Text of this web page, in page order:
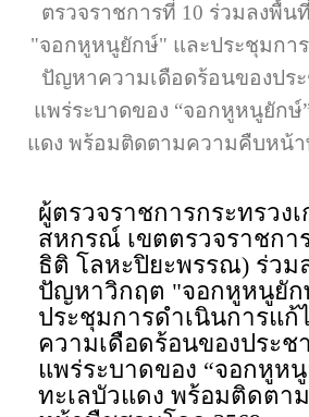
ตรวจราชการที่ 10 ร่วมลงพื้
"จอกหูหนูยักษ์" และประชุมกา
ปัญหาความเดือดร้อนของปร
แพร่ระบาดของ “จอกหูหนูยักษ์
แดง พร้อมติดตามความคืบหน้า
ผู้ตรวจราชการกระทรวง
สหกรณ์ เขตตรวจราชกา
ธิติ โลหะปิยะพรรณ) ร่วม
ปัญหาวิกฤต "จอกหูหนูยัก
ประชุมการดำเนินการแ
ความเดือดร้อนของประ
แพร่ระบาดของ “จอกหูห
ทะเลบัวแดง พร้อมติดตา